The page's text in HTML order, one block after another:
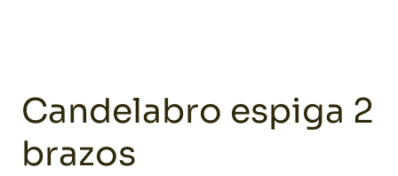
Candelabro espiga 2
brazos